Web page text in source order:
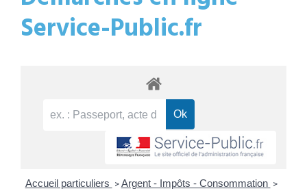
Service-Public.fr
Accueil particuliers > Argent - Impôts - Consommation >